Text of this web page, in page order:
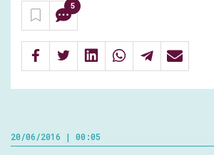
5
20/06/2016 | 00:05